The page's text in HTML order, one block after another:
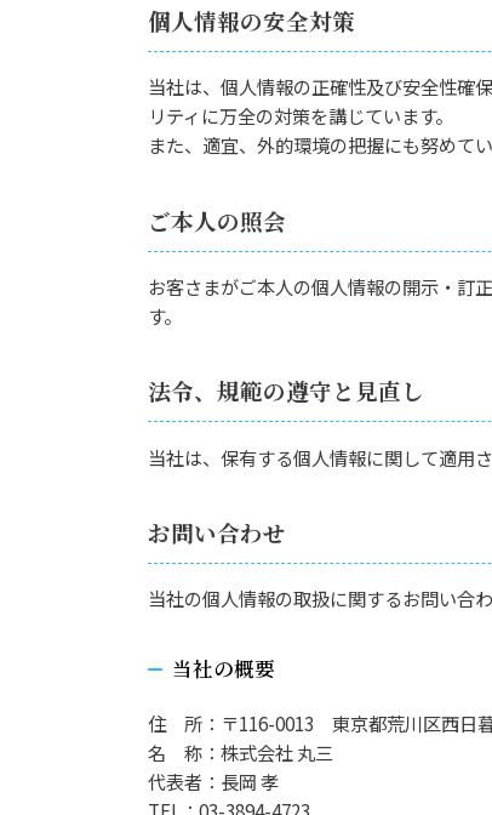
個人情報の安全対策
当社は、個人情報の正確性及び安全性確
リティに万全の対策を講じています。
また、適宜、外的環境の把握にも努めてい
ご本人の照会
お客さまがご本人の個人情報の開示・訂
す。
法令、規範の遵守と見直し
当社は、保有する個人情報に関して適用
お問い合わせ
当社の個人情報の取扱に関するお問い合
当社の概要
住 所：〒116-0013 東京都荒川区西日
名 称：株式会社 丸三
代表者：長岡 孝